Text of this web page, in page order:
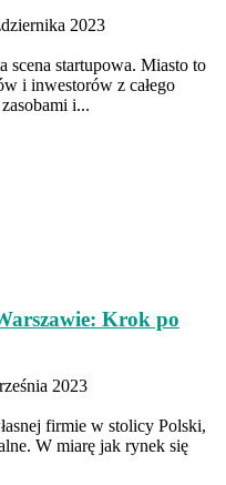
2023
scena startupowa. Miasto to
i inwestorów z całego
i...
Krok po
2023
firmie w stolicy Polski,
W miarę jak rynek się